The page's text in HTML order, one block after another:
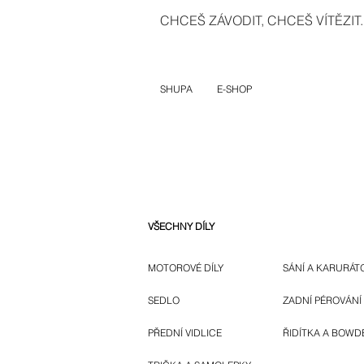
CHCEŠ ZÁVODIT, CHCEŠ
SHUPA E-SHOP
VŠECHNY DÍLY
MOTOROVÉ DÍLY
SEDLO
PŘEDNÍ VIDLICE
SÁNÍ A
ZADNÍ PÉROVÁNÍ
ŘIDÍTKA A